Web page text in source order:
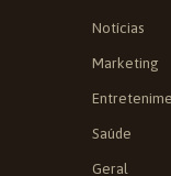
Notícias
Marketing
Saúde
Geral